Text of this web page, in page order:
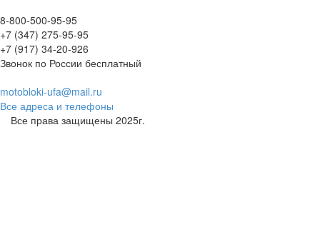
8-800-500-95-95
+7 (347) 275-95-95
+7 (917) 34-20-926
Звонок по России бесплатный
motobloki-ufa@mail.ru
Все адреса и телефоны
Все права защищены 2025г.